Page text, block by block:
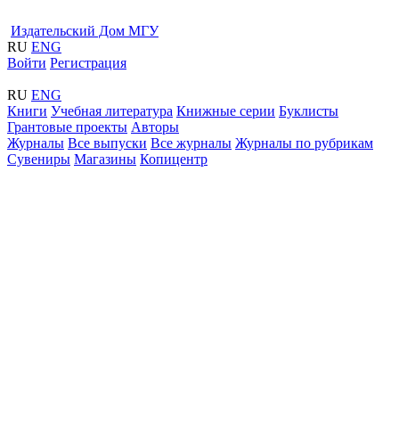
Издательский Дом МГУ
RU ENG
Войти Регистрация
RU ENG
Книги Учебная литература Книжные серии Буклисты
Грантовые проекты Авторы
Журналы Все выпуски Все журналы Журналы по рубрикам
Сувениры Магазины Копицентр